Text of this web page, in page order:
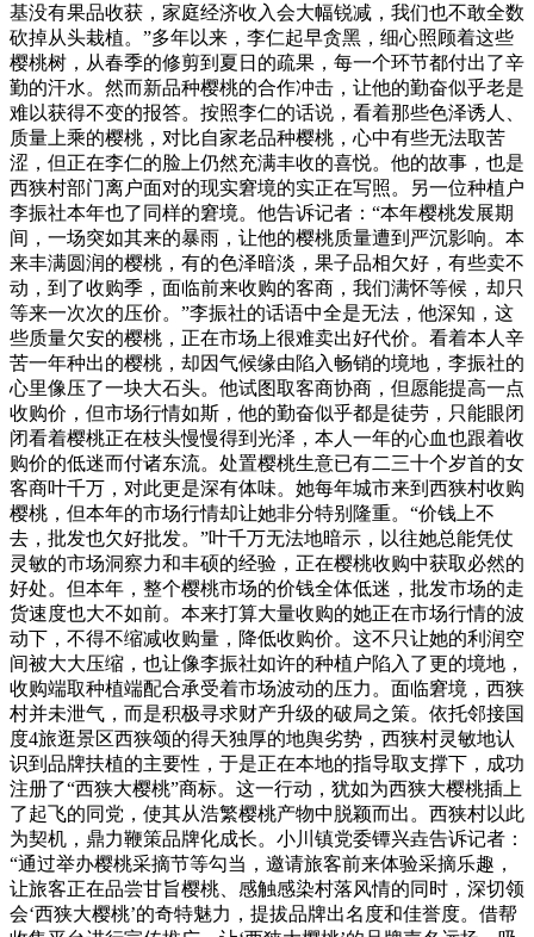
基没有果品收获，家庭经济收入会大幅锐减，我们也不敢全数
砍掉从头栽植。”多年以来，李仁起早贪黑，细心照顾着这些
樱桃树，从春季的修剪到夏日的疏果，每一个环节都付出了辛
勤的汗水。然而新品种樱桃的合作冲击，让他的勤奋似乎老是
难以获得不变的报答。按照李仁的话说，看着那些色泽诱人、
质量上乘的樱桃，对比自家老品种樱桃，心中有些无法取苦
涩，但正在李仁的脸上仍然充满丰收的喜悦。他的故事，也是
西狭村部门离户面对的现实窘境的实正在写照。另一位种植户
李振社本年也了同样的窘境。他告诉记者：“本年樱桃发展期
间，一场突如其来的暴雨，让他的樱桃质量遭到严沉影响。本
来丰满圆润的樱桃，有的色泽暗淡，果子品相欠好，有些卖不
动，到了收购季，面临前来收购的客商，我们满怀等候，却只
等来一次次的压价。”李振社的话语中全是无法，他深知，这
些质量欠安的樱桃，正在市场上很难卖出好代价。看着本人辛
苦一年种出的樱桃，却因气候缘由陷入畅销的境地，李振社的
心里像压了一块大石头。他试图取客商协商，但愿能提高一点
收购价，但市场行情如斯，他的勤奋似乎都是徒劳，只能眼闭
闭看着樱桃正在枝头慢慢得到光泽，本人一年的心血也跟着收
购价的低迷而付诸东流。处置樱桃生意已有二三十个岁首的女
客商叶千万，对此更是深有体味。她每年城市来到西狭村收购
樱桃，但本年的市场行情却让她非分特别隆重。“价钱上不
去，批发也欠好批发。”叶千万无法地暗示，以往她总能凭仗
灵敏的市场洞察力和丰硕的经验，正在樱桃收购中获取必然的
好处。但本年，整个樱桃市场的价钱全体低迷，批发市场的走
货速度也大不如前。本来打算大量收购的她正在市场行情的波
动下，不得不缩减收购量，降低收购价。这不只让她的利润空
间被大大压缩，也让像李振社如许的种植户陷入了更的境地，
收购端取种植端配合承受着市场波动的压力。面临窘境，西狭
村并未泄气，而是积极寻求财产升级的破局之策。依托邻接国
度4旅逛景区西狭颂的得天独厚的地舆劣势，西狭村灵敏地认
识到品牌扶植的主要性，于是正在本地的指导取支撑下，成功
注册了“西狭大樱桃”商标。这一行动，犹如为西狭大樱桃插上
了起飞的同党，使其从浩繁樱桃产物中脱颖而出。西狭村以此
为契机，鼎力鞭策品牌化成长。小川镇党委镡兴垚告诉记者：
“通过举办樱桃采摘节等勾当，邀请旅客前来体验采摘乐趣，
让旅客正在品尝甘旨樱桃、感触感染村落风情的同时，深切领
会‘西狭大樱桃’的奇特魅力，提拔品牌出名度和佳誉度。借帮